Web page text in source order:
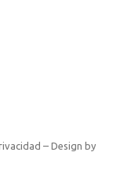
– Design by